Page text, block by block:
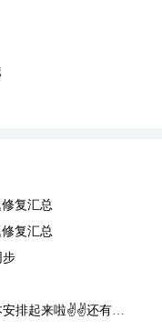
复汇总
复汇总
步
还有 v3.1更新预告哦！